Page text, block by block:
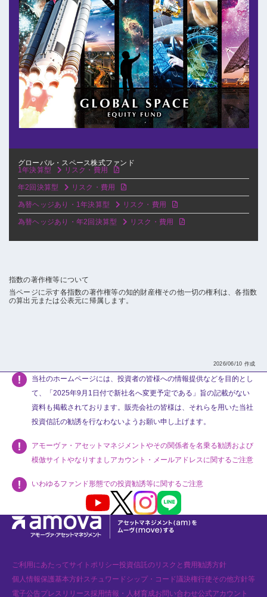
グローバル・スペース株式ファンド
1年決算型
リスク・費用
年2回決算型 リスク・費用
為替ヘッジあり・1年決算型 リスク・費用
為替ヘッジあり・年2回決算型 リスク・費用
指数の著作権等について
当ページに示す各指数の著作権等の知的財産権その他一切の権利は、各指数
の算出元または公表元に帰属します。
2026/06/10 作成
当社のホームページには、投資者の皆様への情報提供などを目的とし
て、「2025年9月1日付で新社名へ変更予定である」旨の記載がない
資料も掲載されております。販売会社の皆様は、それらを用いた当社
投資信託の勧誘を行なわないようお願い申し上げます。
アモーヴァ・アセットマネジメントやその関係者を名乗る勧誘および
模倣サイトやなりすましアカウント・メールアドレスに関するご注意
いわゆるファンド形態での投資勧誘等に関するご注意
Youtube X InstagramLINE
ご利用にあたってサイトポリシー投資信託のリスクと費用勧誘方針
個人情報保護基本方針スチュワードシップ・コード議決権行使その他方針等
電子公告プレスリリース採用情報・人材育成お問い合わせ公式アカウント